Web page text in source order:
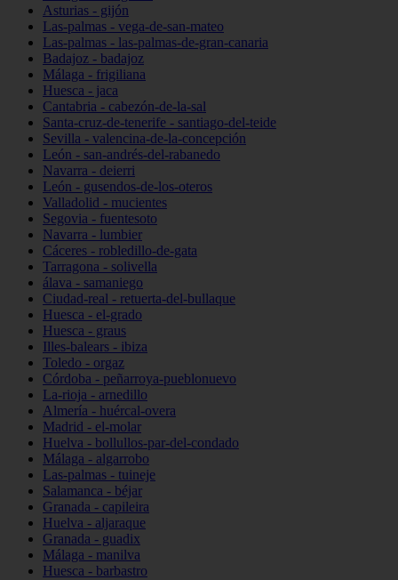
Asturias - gijón
Las-palmas - vega-de-san-mateo
Las-palmas - las-palmas-de-gran-canaria
Badajoz - badajoz
Málaga - frigiliana
Huesca - jaca
Cantabria - cabezón-de-la-sal
Santa-cruz-de-tenerife - santiago-del-teide
Sevilla - valencina-de-la-concepción
León - san-andrés-del-rabanedo
Navarra - deierri
León - gusendos-de-los-oteros
Valladolid - mucientes
Segovia - fuentesoto
Navarra - lumbier
Cáceres - robledillo-de-gata
Tarragona - solivella
álava - samaniego
Ciudad-real - retuerta-del-bullaque
Huesca - el-grado
Huesca - graus
Illes-balears - ibiza
Toledo - orgaz
Córdoba - peñarroya-pueblonuevo
La-rioja - arnedillo
Almería - huércal-overa
Madrid - el-molar
Huelva - bollullos-par-del-condado
Málaga - algarrobo
Las-palmas - tuineje
Salamanca - béjar
Granada - capileira
Huelva - aljaraque
Granada - guadix
Málaga - manilva
Huesca - barbastro